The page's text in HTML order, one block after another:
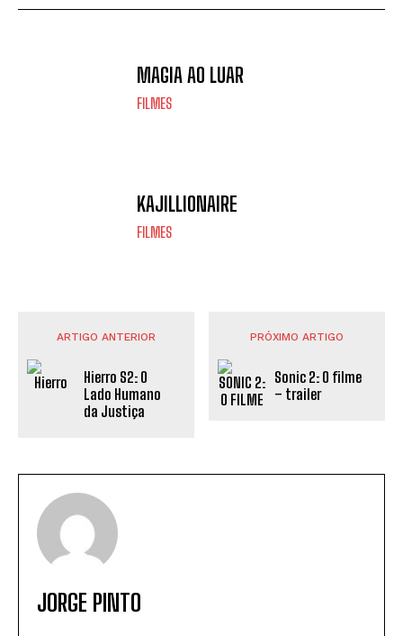
MAGIA AO LUAR
FILMES
KAJILLIONAIRE
FILMES
ARTIGO ANTERIOR
Hierro S2: O
Lado Humano
da Justiça
PRÓXIMO ARTIGO
Sonic 2: O filme
– trailer
JORGE PINTO